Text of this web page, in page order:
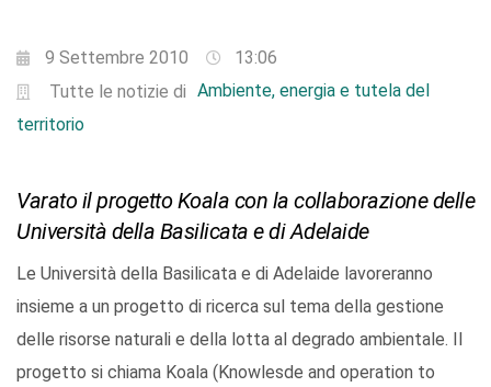
9 Settembre 2010
13:06
Tutte le notizie di Ambiente, energia e tutela del
territorio
Varato il progetto Koala con la collaborazione delle
Università della Basilicata e di Adelaide
Le Università della Basilicata e di Adelaide lavoreranno
insieme a un progetto di ricerca sul tema della gestione
delle risorse naturali e della lotta al degrado ambientale. Il
progetto si chiama Koala (Knowlesde and operation to